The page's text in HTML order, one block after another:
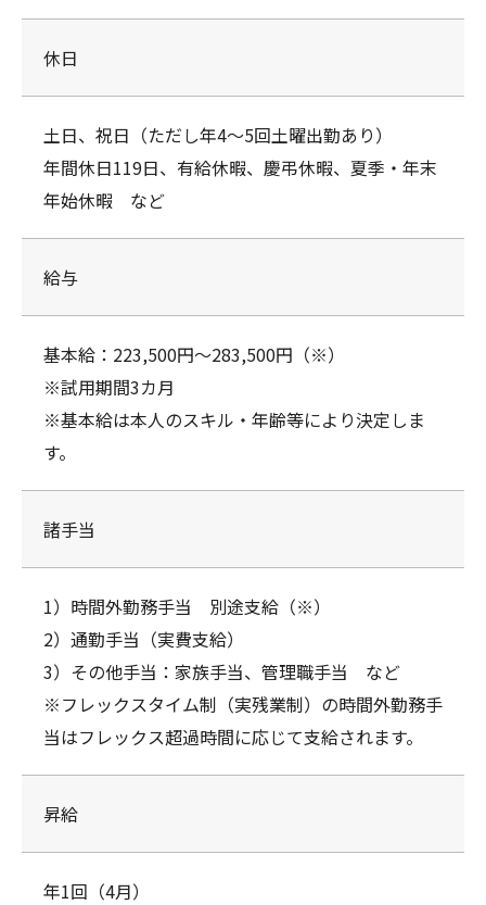
休日
土日、祝日（ただし年4～5回土曜出勤あり）
年間休日119日、有給休暇、慶弔休暇、夏季・年末
年始休暇 など
給与
基本給：223,500円～283,500円（※）
※試用期間3カ月
※基本給は本人のスキル・年齢等により決定しま
す。
諸手当
1）時間外勤務手当 別途支給（※）
2）通勤手当（実費支給）
3）その他手当：家族手当、管理職手当 など
※フレックスタイム制（実残業制）の時間外勤務手
当はフレックス超過時間に応じて支給されます。
昇給
年1回（4月）